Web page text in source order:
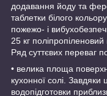
додавання йоду та
таблетки білого
пожежо- і
25 кг
Ряд суттєвих переваг
• велика площа
кухонної солі. Завдяки
водопідготовки